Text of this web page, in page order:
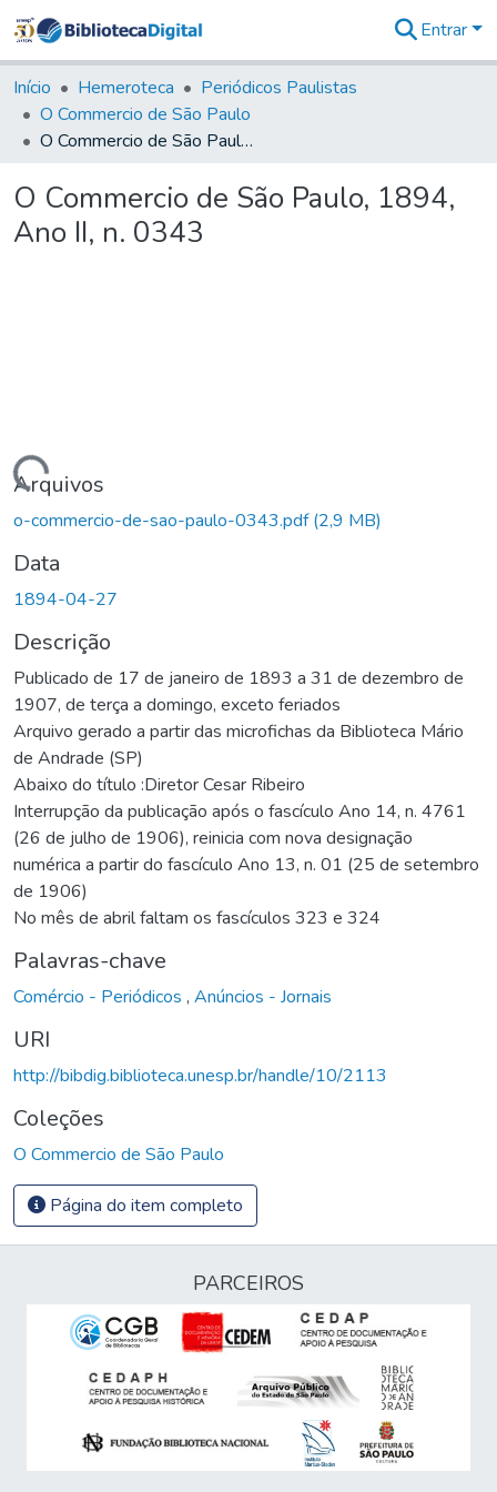
&
Coleções
Tudo na
Biblioteca
Estatísticas
Entrar
Início Hemeroteca
Periódicos Paulistas
O Commercio de São Paulo
O Commercio de São Paulo, 1894, Ano II, n. 0343
O Commercio de São Paulo, 1894,
Ano II, n. 0343
Carregando...
Arquivos
o-commercio-de-sao-paulo-0343.pdf(2,9 MB)
Data
1894-04-27
Descrição
Publicado de 17 de janeiro de 1893 a 31 de dezembro de
1907, de terça a domingo, exceto feriados
Arquivo gerado a partir das microfichas da Biblioteca Mário
de Andrade (SP)
Abaixo do título :Diretor Cesar Ribeiro
Interrupção da publicação após o fascículo Ano 14, n. 4761
(26 de julho de 1906), reinicia com nova designação
numérica a partir do fascículo Ano 13, n. 01 (25 de setembro
de 1906)
No mês de abril faltam os fascículos 323 e 324
Palavras-chave
Comércio - Periódicos , Anúncios - Jornais
URI
http://bibdig.biblioteca.unesp.br/handle/10/2113
Coleções
O Commercio de São Paulo
Página do item completo
PARCEIROS